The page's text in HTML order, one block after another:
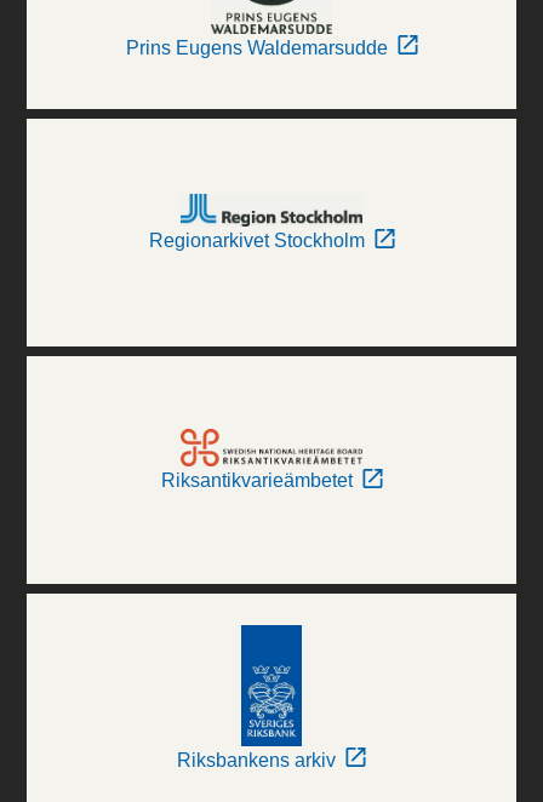
Prins Eugens Waldemarsudde
Regionarkivet Stockholm
Riksantikvarieämbetet
Riksbankens arkiv